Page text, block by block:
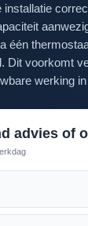
installatie
één
Dit voorkomt
werking
advies of